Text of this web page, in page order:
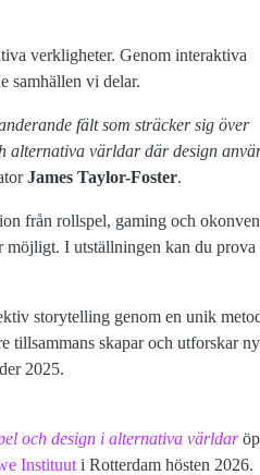
verkligheter. Genom interaktiva
samhällen vi delar.
fält som sträcker sig över
alternativa världar där design
James Taylor-Foster.
från rollspel, gaming och
möjligt. I utställningen kan du prova
storytelling genom en unik
tillsammans skapar och utforskar
2025.
och design i alternativa världar
Instituut i Rotterdam hösten 2026.